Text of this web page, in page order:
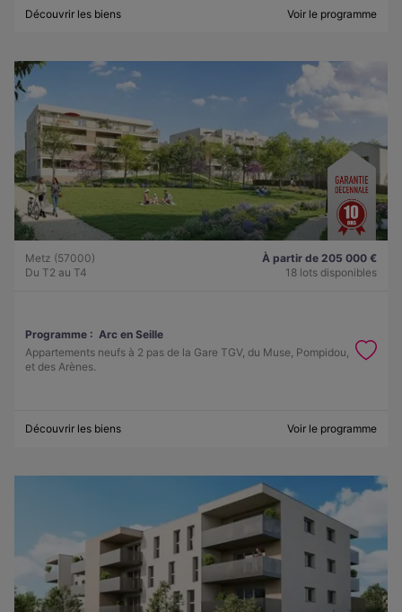
Découvrir les biens Voir le programme
Metz (57000)
Du T2 au T4
À partir de 205 000 €
18 lots disponibles
Programme : Arc en Seille
Appartements neufs à 2 pas de la Gare TGV, du Muse, Pompidou,
et des Arènes.
Découvrir les biens Voir le programme